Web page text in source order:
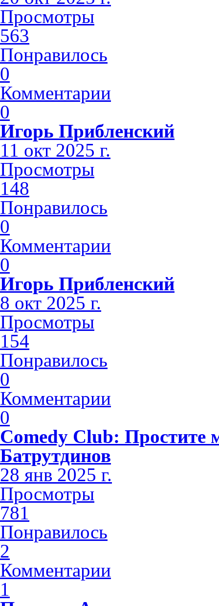
Просмотры
563
Понравилось
0
Комментарии
0
Игорь Прибленский
11 окт 2025 г.
Просмотры
148
Понравилось
0
Комментарии
0
Игорь Прибленский
8 окт 2025 г.
Просмотры
154
Понравилось
0
Комментарии
0
Comedy Club:
Батрутдинов
28 янв 2025 г.
Просмотры
781
Понравилось
2
Комментарии
1